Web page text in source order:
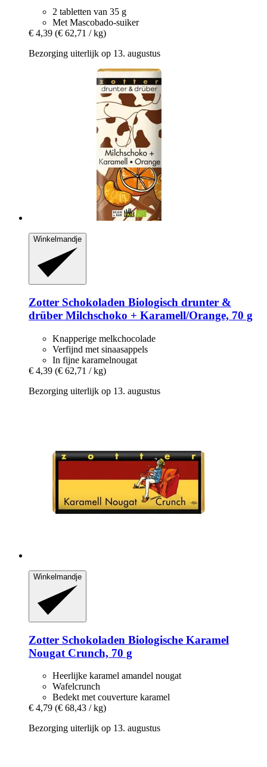
2 tabletten van 35 g
Met Mascobado-suiker
€ 4,39 (€ 62,71 / kg)
Bezorging uiterlijk op 13. augustus
Winkelmandje
Zotter Schokoladen Biologisch drunter &
drüber Milchschoko + Karamell/Orange, 70 g
Knapperige melkchocolade
Verfijnd met sinaasappels
In fijne karamelnougat
€ 4,39 (€ 62,71 / kg)
Bezorging uiterlijk op 13. augustus
Winkelmandje
Zotter Schokoladen Biologische Karamel
Nougat Crunch, 70 g
Heerlijke karamel amandel nougat
Wafelcrunch
Bedekt met couverture karamel
€ 4,79 (€ 68,43 / kg)
Bezorging uiterlijk op 13. augustus